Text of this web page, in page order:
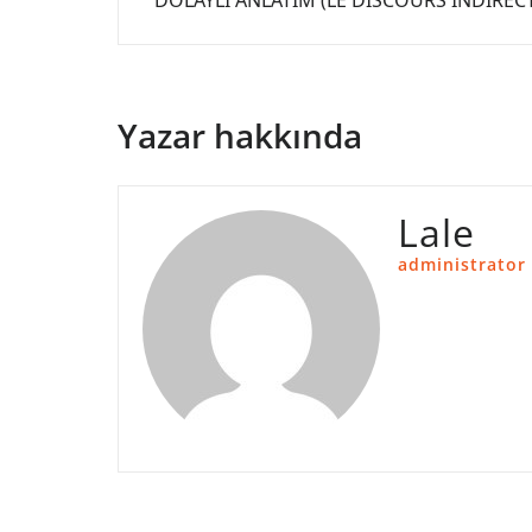
gezinmesi
Yazar hakkında
Lale
administrator